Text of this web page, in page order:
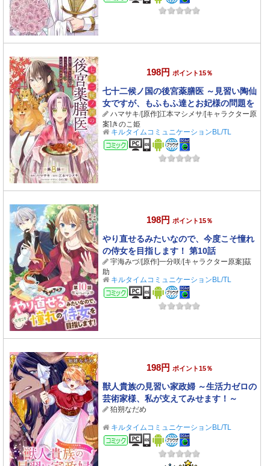
198円 ポイント15％
七十二候ノ国の後宮薬膳医 ～見習い陶仙
女ですが、もふもふ達とお妃様の問題を
解決します～ 第8話
ハマサキ/[原作]江本マシメサ/[キャラクター原
案]きのこ姫
キルタイムコミュニケーションBL/TL
コミック
198円 ポイント15％
やり直せるみたいなので、今度こそ憧れ
の侍女を目指します！ 第10話
宇海みづ/[原作]一分咲/[キャラクター原案]茲
助
キルタイムコミュニケーションBL/TL
コミック
198円 ポイント15％
獣人貴族の見習い家政婦 ～生活力ゼロの
芸術家様、私が支えてみせます！～
狛朔なだめ
キルタイムコミュニケーションBL/TL
コミック